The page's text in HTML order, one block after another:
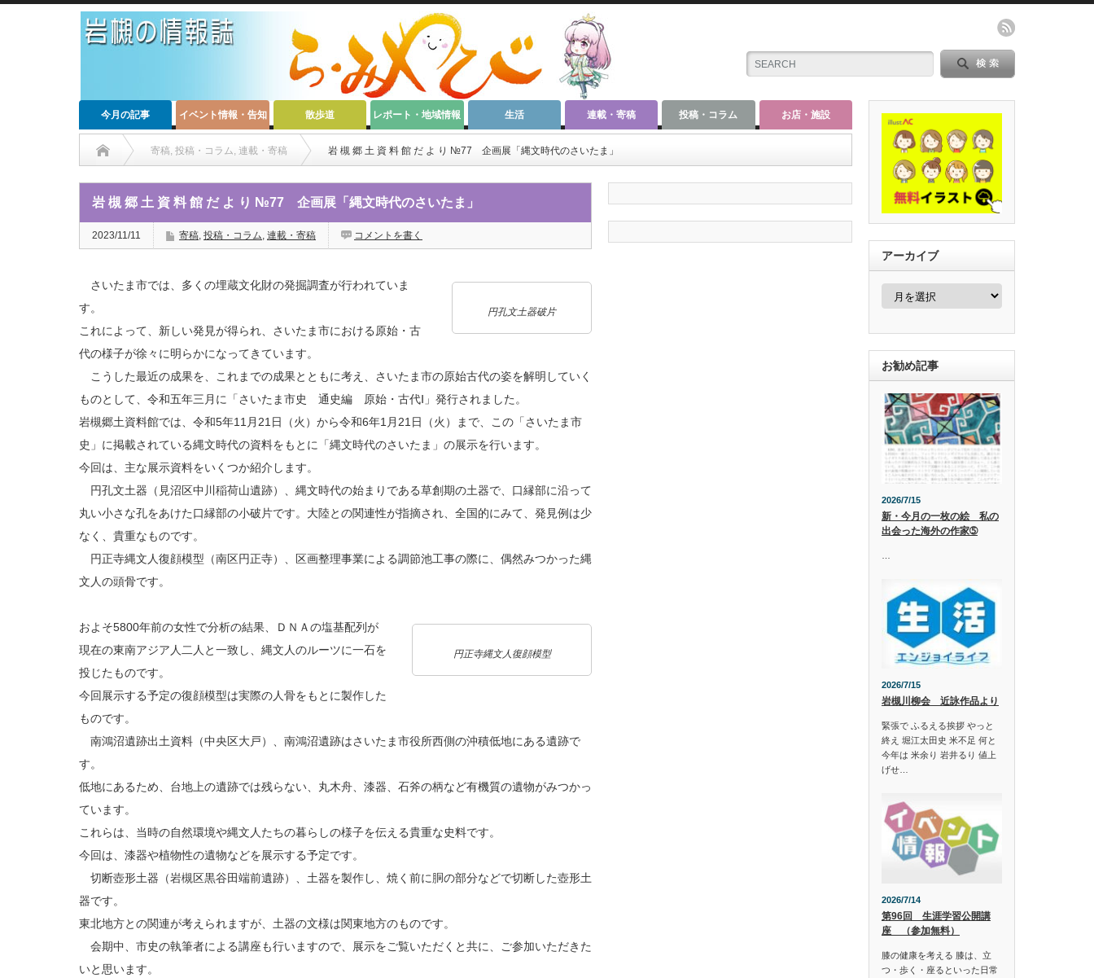
今月の記事 イベント情報・告知 散歩道 レポート・地域情報 生活 連載・寄稿 投稿・コラム お店・施設
寄稿, 投稿・コラム, 連載・寄稿 岩 槻 郷 土 資 料 館 だ よ り №77 企画展「縄文時代のさいたま」
岩 槻 郷 土 資 料 館 だ よ り №77 企画展「縄文時代のさいたま」
2023/11/11 寄稿, 投稿・コラム, 連載・寄稿 コメントを書く
円孔文土器破片
さいたま市では、多くの埋蔵文化財の発掘調査が行われていま
す。
これによって、新しい発見が得られ、さいたま市における原始・古
代の様子が徐々に明らかになってきています。
こうした最近の成果を、これまでの成果とともに考え、さいたま市の原始古代の姿を解明していく
ものとして、令和五年三月に「さいたま市史 通史編 原始・古代Ⅰ」発行されました。
岩槻郷土資料館では、令和5年11月21日（火）から令和6年1月21日（火）まで、この「さいたま市
史」に掲載されている縄文時代の資料をもとに「縄文時代のさいたま」の展示を行います。
今回は、主な展示資料をいくつか紹介します。
円孔文土器（見沼区中川稲荷山遺跡）、縄文時代の始まりである草創期の土器で、口縁部に沿って
丸い小さな孔をあけた口縁部の小破片です。大陸との関連性が指摘され、全国的にみて、発見例は少
なく、貴重なものです。
円正寺縄文人復顔模型（南区円正寺）、区画整理事業による調節池工事の際に、偶然みつかった縄
文人の頭骨です。
円正寺縄文人復顔模型
およそ5800年前の女性で分析の結果、ＤＮＡの塩基配列が
現在の東南アジア人二人と一致し、縄文人のルーツに一石を
投じたものです。
今回展示する予定の復顔模型は実際の人骨をもとに製作した
ものです。
南鴻沼遺跡出土資料（中央区大戸）、南鴻沼遺跡はさいたま市役所西側の沖積低地にある遺跡で
す。
低地にあるため、台地上の遺跡では残らない、丸木舟、漆器、石斧の柄など有機質の遺物がみつかっ
ています。
これらは、当時の自然環境や縄文人たちの暮らしの様子を伝える貴重な史料です。
今回は、漆器や植物性の遺物などを展示する予定です。
切断壺形土器（岩槻区黒谷田端前遺跡）、土器を製作し、焼く前に胴の部分などで切断した壺形土
器です。
東北地方との関連が考えられますが、土器の文様は関東地方のものです。
会期中、市史の執筆者による講座も行いますので、展示をご覧いただくと共に、ご参加いただきた
いと思います。
アーカイブ
お勧め記事
2026/7/15
新・今月の一枚の絵 私の
出会った海外の作家➄
2026/7/15
岩槻川柳会 近詠作品より
緊張で ふるえる挨拶 やっと
終え 堀江太田史 米不足 何と
今年は 米余り 岩井るり 値上
げせ…
2026/7/14
第96回 生涯学習公開講
座 （参加無料）
膝の健康を考える 膝は、立
つ・歩く・座るといった日常